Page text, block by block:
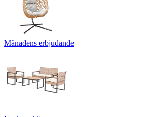
Månadens erbjudande